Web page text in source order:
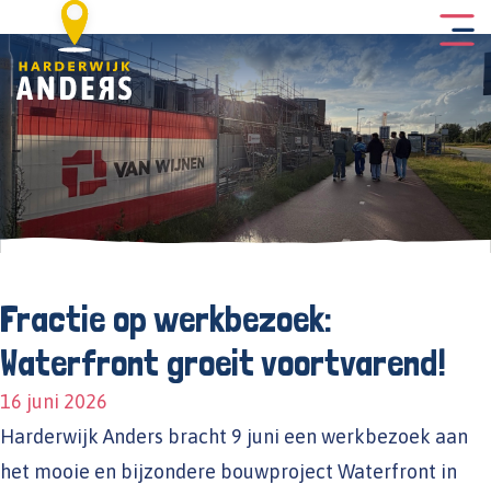
Fractie op werkbezoek:
Waterfront groeit voortvarend!
16 juni 2026
Harderwijk Anders bracht 9 juni een werkbezoek aan
het mooie en bijzondere bouwproject Waterfront in